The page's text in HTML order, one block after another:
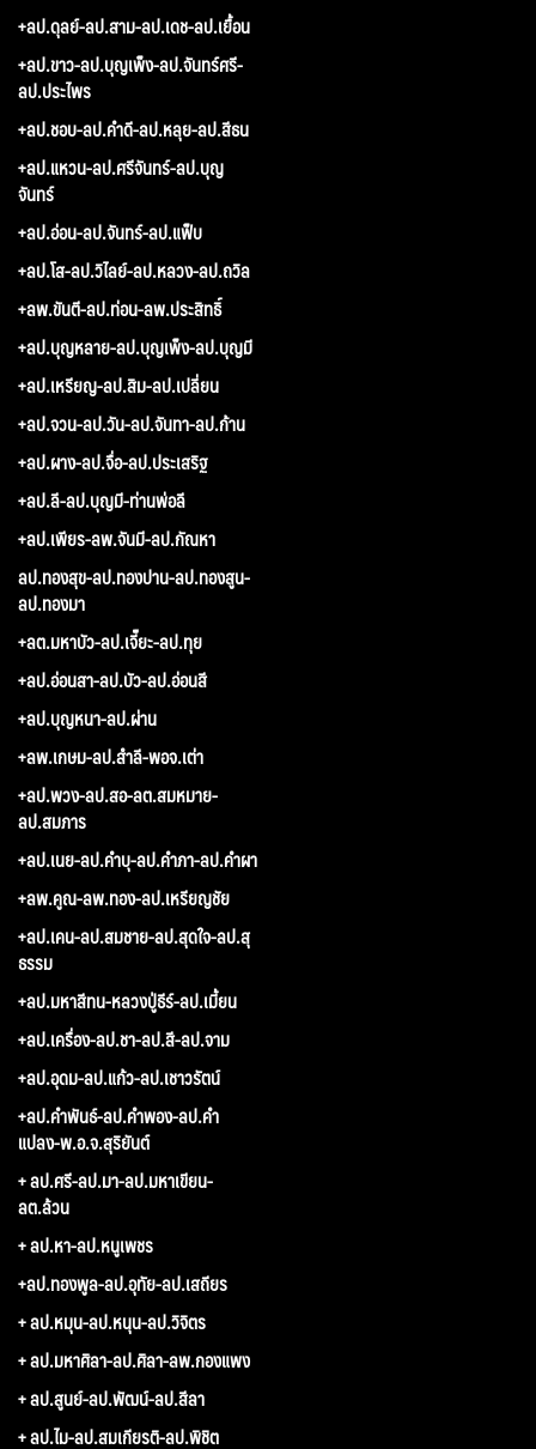
+ลป.ดุลย์-ลป.สาม-ลป.เดช-ลป.เยื้อน
+ลป.ขาว-ลป.บุญเพ็ง-ลป.จันทร์ศรี-
ลป.ประไพร
+ลป.ชอบ-ลป.คำดี-ลป.หลุย-ลป.สีธน
+ลป.แหวน-ลป.ศรีจันทร์-ลป.บุญ
จันทร์
+ลป.อ่อน-ลป.จันทร์-ลป.แฟ็บ
+ลป.โส-ลป.วิไลย์-ลป.หลวง-ลป.ถวิล
+ลพ.ขันตี-ลป.ท่อน-ลพ.ประสิทธิ์
+ลป.บุญหลาย-ลป.บุญเพ็ง-ลป.บุญมี
+ลป.เหรียญ-ลป.สิม-ลป.เปลี่ยน
+ลป.จวน-ลป.วัน-ลป.จันทา-ลป.ก้าน
+ลป.ผาง-ลป.จื่อ-ลป.ประเสริฐ
+ลป.ลี-ลป.บุญมี-ท่านพ่อลี
+ลป.เพียร-ลพ.จันมี-ลป.กัณหา
ลป.ทองสุข-ลป.ทองปาน-ลป.ทองสูน-
ลป.ทองมา
+ลต.มหาบัว-ลป.เจี๊ยะ-ลป.ทุย
+ลป.อ่อนสา-ลป.บัว-ลป.อ่อนสี
+ลป.บุญหนา-ลป.ผ่าน
+ลพ.เกษม-ลป.สำลี-พอจ.เต่า
+ลป.พวง-ลป.สอ-ลต.สมหมาย-
ลป.สมภาร
+ลป.เนย-ลป.คำบุ-ลป.คำภา-ลป.คำผา
+ลพ.คูณ-ลพ.ทอง-ลป.เหรียญชัย
+ลป.เคน-ลป.สมชาย-ลป.สุดใจ-ลป.สุ
ธรรม
+ลป.มหาสีทน-หลวงปู่ธีร์-ลป.เมี้ยน
+ลป.เครื่อง-ลป.ชา-ลป.สี-ลป.จาม
+ลป.อุดม-ลป.แก้ว-ลป.เชาวรัตน์
+ลป.คำพันธ์-ลป.คำพอง-ลป.คำ
แปลง-พ.อ.จ.สุริยันต์
+ ลป.ศรี-ลป.มา-ลป.มหาเขียน-
ลต.ล้วน
+ ลป.หา-ลป.หนูเพชร
+ลป.ทองพูล-ลป.อุทัย-ลป.เสถียร
+ ลป.หมุน-ลป.หนุน-ลป.วิจิตร
+ ลป.มหาศิลา-ลป.ศิลา-ลพ.กองแพง
+ ลป.สูนย์-ลป.พัฒน์-ลป.สีลา
+ ลป.ไม-ลป.สมเกียรติ-ลป.พิชิต